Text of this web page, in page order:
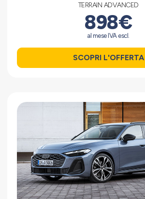
TERRAIN ADVANCED
898€
al mese IVA escl.
SCOPRI L'OFFERTA